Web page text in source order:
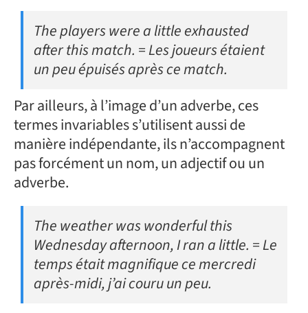
The players were a little exhausted
after this match. = Les joueurs étaient
un peu épuisés après ce match.
Par ailleurs, à l’image d’un adverbe, ces
termes invariables s’utilisent aussi de
manière indépendante, ils n’accompagnent
pas forcément un nom, un adjectif ou un
adverbe.
The weather was wonderful this
Wednesday afternoon, I ran a little. = Le
temps était magnifique ce mercredi
après-midi, j’ai couru un peu.